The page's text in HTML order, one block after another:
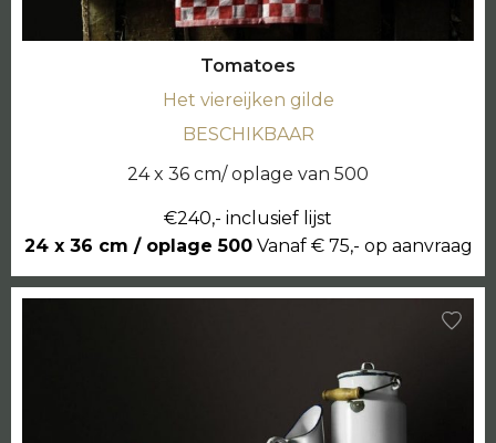
Tomatoes
Het viereijken gilde
BESCHIKBAAR
24 x 36 cm/ oplage van 500
€240,- inclusief lijst
24 x 36 cm / oplage 500Vanaf € 75,- op aanvraag